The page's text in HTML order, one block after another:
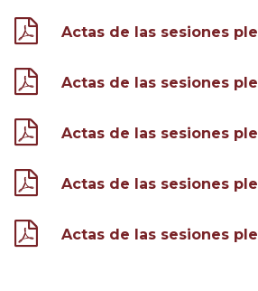
Actas de las sesiones
Actas de las sesiones
Actas de las sesiones
Actas de las sesiones
Actas de las sesiones